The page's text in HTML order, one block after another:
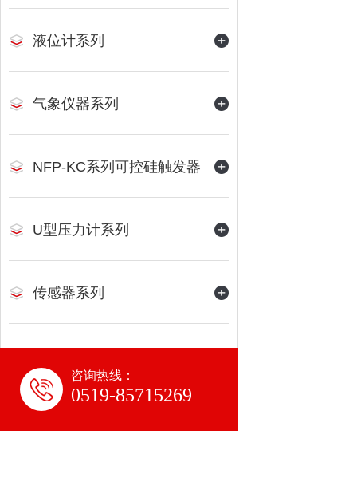
液位计系列
气象仪器系列
NFP-KC系列可控硅触发器
U型压力计系列
传感器系列
咨询热线：
0519-85715269